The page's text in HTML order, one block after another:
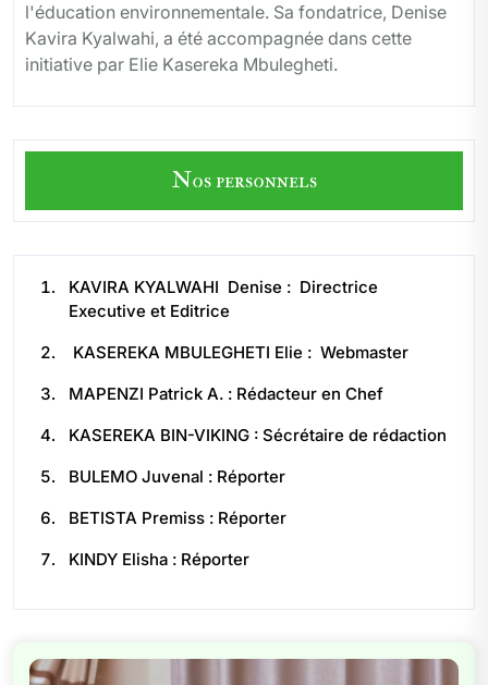
l'éducation environnementale. Sa fondatrice, Denise
Kavira Kyalwahi, a été accompagnée dans cette
initiative par Elie Kasereka Mbulegheti.
Nos personnels
KAVIRA KYALWAHI Denise : Directrice
Executive et Editrice
KASEREKA MBULEGHETI Elie : Webmaster
MAPENZI Patrick A. : Rédacteur en Chef
KASEREKA BIN-VIKING : Sécrétaire de rédaction
BULEMO Juvenal : Réporter
BETISTA Premiss : Réporter
KINDY Elisha : Réporter